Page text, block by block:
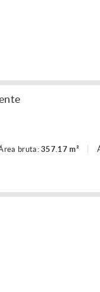
bruta:357.17 m²